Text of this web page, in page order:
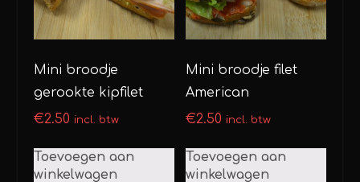
Mini broodje
gerookte kipfilet
€2.50 incl. btw
Toevoegen aan
winkelwagen
Mini broodje filet
American
€2.50 incl. btw
Toevoegen aan
winkelwagen